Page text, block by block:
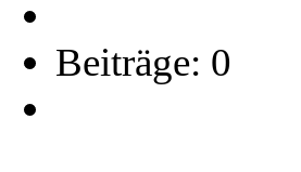
Beiträge: 0